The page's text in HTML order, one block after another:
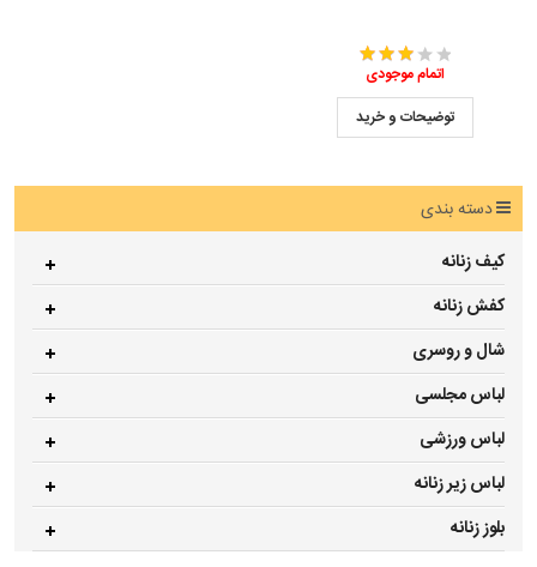
اتمام موجودی
توضیحات و خرید
دسته بندی
کیف زنانه
کفش زنانه
شال و روسری
لباس مجلسی
لباس ورزشی
لباس زیر زنانه
بلوز زنانه